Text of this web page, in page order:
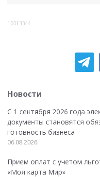
10013344
Новости
С 1 сентября 2026 года
документы становятся
готовность бизнеса
06.08.2026
Прием оплат с учетом
«Моя карта Мир»